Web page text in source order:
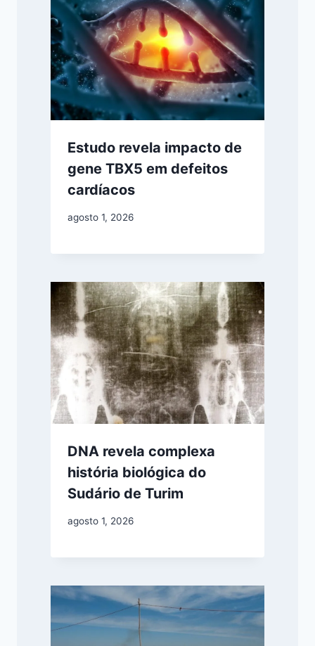
Estudo revela impacto de
gene TBX5 em defeitos
cardíacos
agosto 1, 2026
DNA revela complexa
história biológica do
Sudário de Turim
agosto 1, 2026